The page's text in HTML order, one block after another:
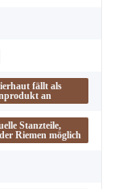
fällt als
an
Stanzteile,
Riemen möglich